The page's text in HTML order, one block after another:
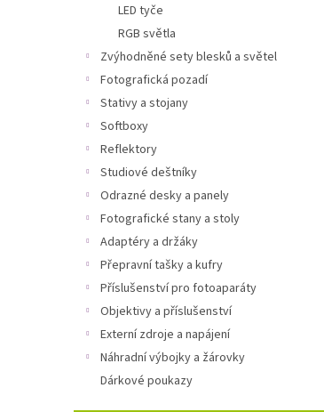
LED tyče
RGB světla
Zvýhodněné sety blesků a světel
Fotografická pozadí
Stativy a stojany
Softboxy
Reflektory
Studiové deštníky
Odrazné desky a panely
Fotografické stany a stoly
Adaptéry a držáky
Přepravní tašky a kufry
Příslušenství pro fotoaparáty
Objektivy a příslušenství
Externí zdroje a napájení
Náhradní výbojky a žárovky
Dárkové poukazy